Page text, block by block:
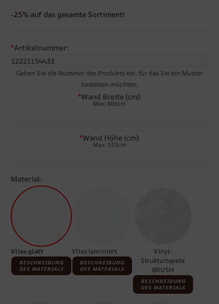
-25% auf das gesamte Sortiment!
*Artikelnummer:
Geben Sie die Nummer des Produkts ein, für das Sie ein Muster
bestellen möchten.
*Wand Breite (cm):
Max: 800cm
*Wand Höhe (cm):
Max: 533cm
Material:
Vlies glatt
BESCHREIBUNG
DES MATERIALS
Vlies laminiert
BESCHREIBUNG
DES MATERIALS
Vinyl-
Strukturtapete
BRUSH
BESCHREIBUNG
DES MATERIALS